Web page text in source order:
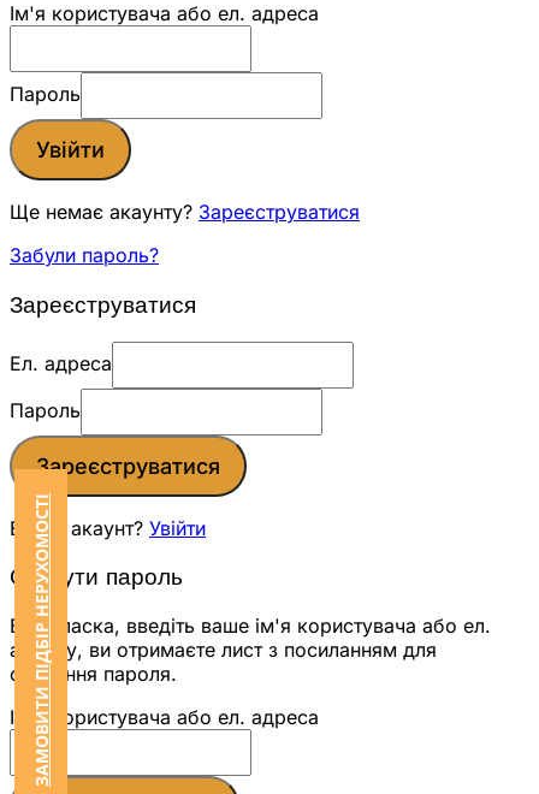
ЗАМОВИТИ ПІДБІР НЕРУХОМОСТІ
Ім'я користувача або ел. адреса
Пароль
Увійти
Ще немає акаунту? Зареєструватися
Забули пароль?
Зареєструватися
Ел. адреса
Пароль
Зареєструватися
Вже є акаунт? Увійти
Скинути пароль
Будь ласка, введіть ваше ім'я користувача або ел.
адресу, ви отримаєте лист з посиланням для
скидання пароля.
Ім'я користувача або ел. адреса